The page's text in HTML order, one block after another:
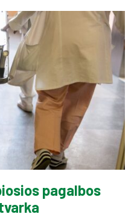
pagalbos